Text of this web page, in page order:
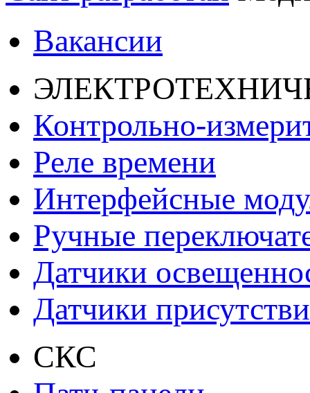
Вакансии
Контрольно-
Реле времени
Интерфейсные
Ручные
Датчики
Датчики
СКС